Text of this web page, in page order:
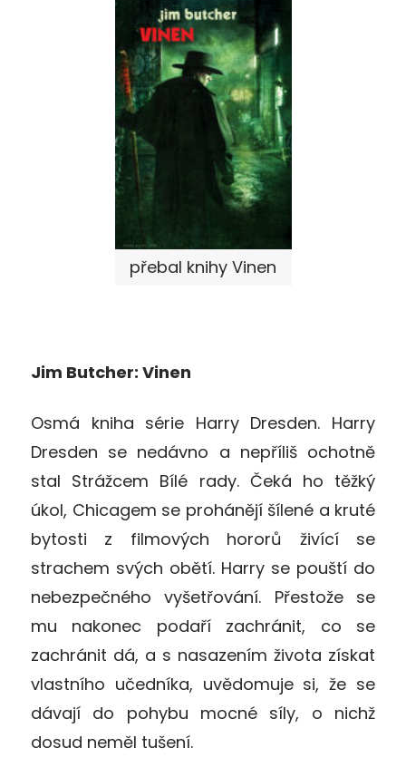
přebal knihy Vinen
Jim Butcher: Vinen
Osmá kniha série Harry Dresden. Harry
Dresden se nedávno a nepříliš ochotně
stal Strážcem Bílé rady. Čeká ho těžký
úkol, Chicagem se prohánějí šílené a kruté
bytosti z filmových hororů živící se
strachem svých obětí. Harry se pouští do
nebezpečného vyšetřování. Přestože se
mu nakonec podaří zachránit, co se
zachránit dá, a s nasazením života získat
vlastního učedníka, uvědomuje si, že se
dávají do pohybu mocné síly, o nichž
dosud neměl tušení.